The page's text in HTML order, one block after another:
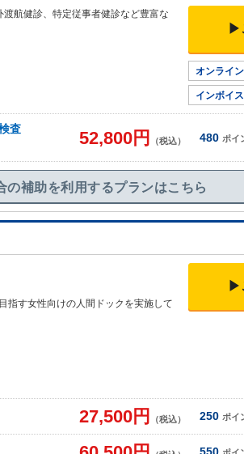
航健診、特定従事者健診など豊富な
▶
オンライ
インボイ
査
52,800円 （税込） 480 ポイ
の補助を利用するプランはこちら
指す女性向けの人間ドックを実施して
▶
27,500円 （税込） 250 ポイ